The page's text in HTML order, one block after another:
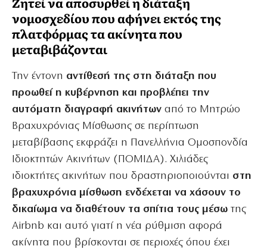
νομοσχεδίου που αφήνει εκτός της
πλατφόρμας τα ακίνητα που
μεταβιβάζονται
Την έντονη αντίθεσή της στη διάταξη που
προωθεί η κυβέρνηση και προβλέπει την
αυτόματη διαγραφή ακινήτων από το Μητρώο
Βραχυχρόνιας Μίσθωσης σε περίπτωση
μεταβίβασης εκφράζει η Πανελλήνια Ομοσπονδία
Ιδιοκτητών Ακινήτων (ΠΟΜΙΔΑ). Χιλιάδες
ιδιοκτήτες ακινήτων που δραστηριοποιούνται στη
βραχυχρόνια μίσθωση ενδέχεται να χάσουν το
δικαίωμα να διαθέτουν τα σπίτια τους μέσω της
Airbnb και αυτό γιατί η νέα ρύθμιση αφορά
ακίνητα που βρίσκονται σε περιοχές όπου έχει